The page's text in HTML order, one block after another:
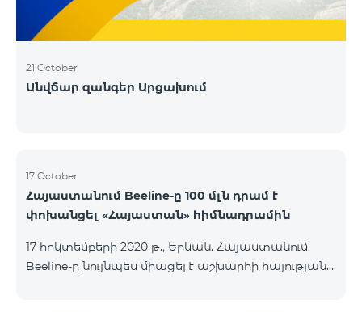
21 October
Անվճար զանգեր Արցախում
17 October
Հայաստանում Beeline-ը 100 մլն դրամ է
փոխանցել «Հայաստան» հիմնադրամին
17 հոկտեմբերի 2020 թ., Երևան. Հայաստանում
Beeline-ը նույնպես միացել է աշխարհի հայության